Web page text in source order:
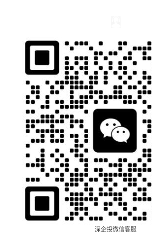
深企投微信客服